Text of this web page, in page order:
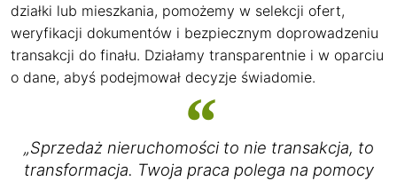
działki lub mieszkania, pomożemy w selekcji ofert,
weryfikacji dokumentów i bezpiecznym doprowadzeniu
transakcji do finału. Działamy transparentnie i w oparciu
o dane, abyś podejmował decyzje świadomie.
„Sprzedaż nieruchomości to nie transakcja, to
transformacja. Twoja praca polega na pomocy